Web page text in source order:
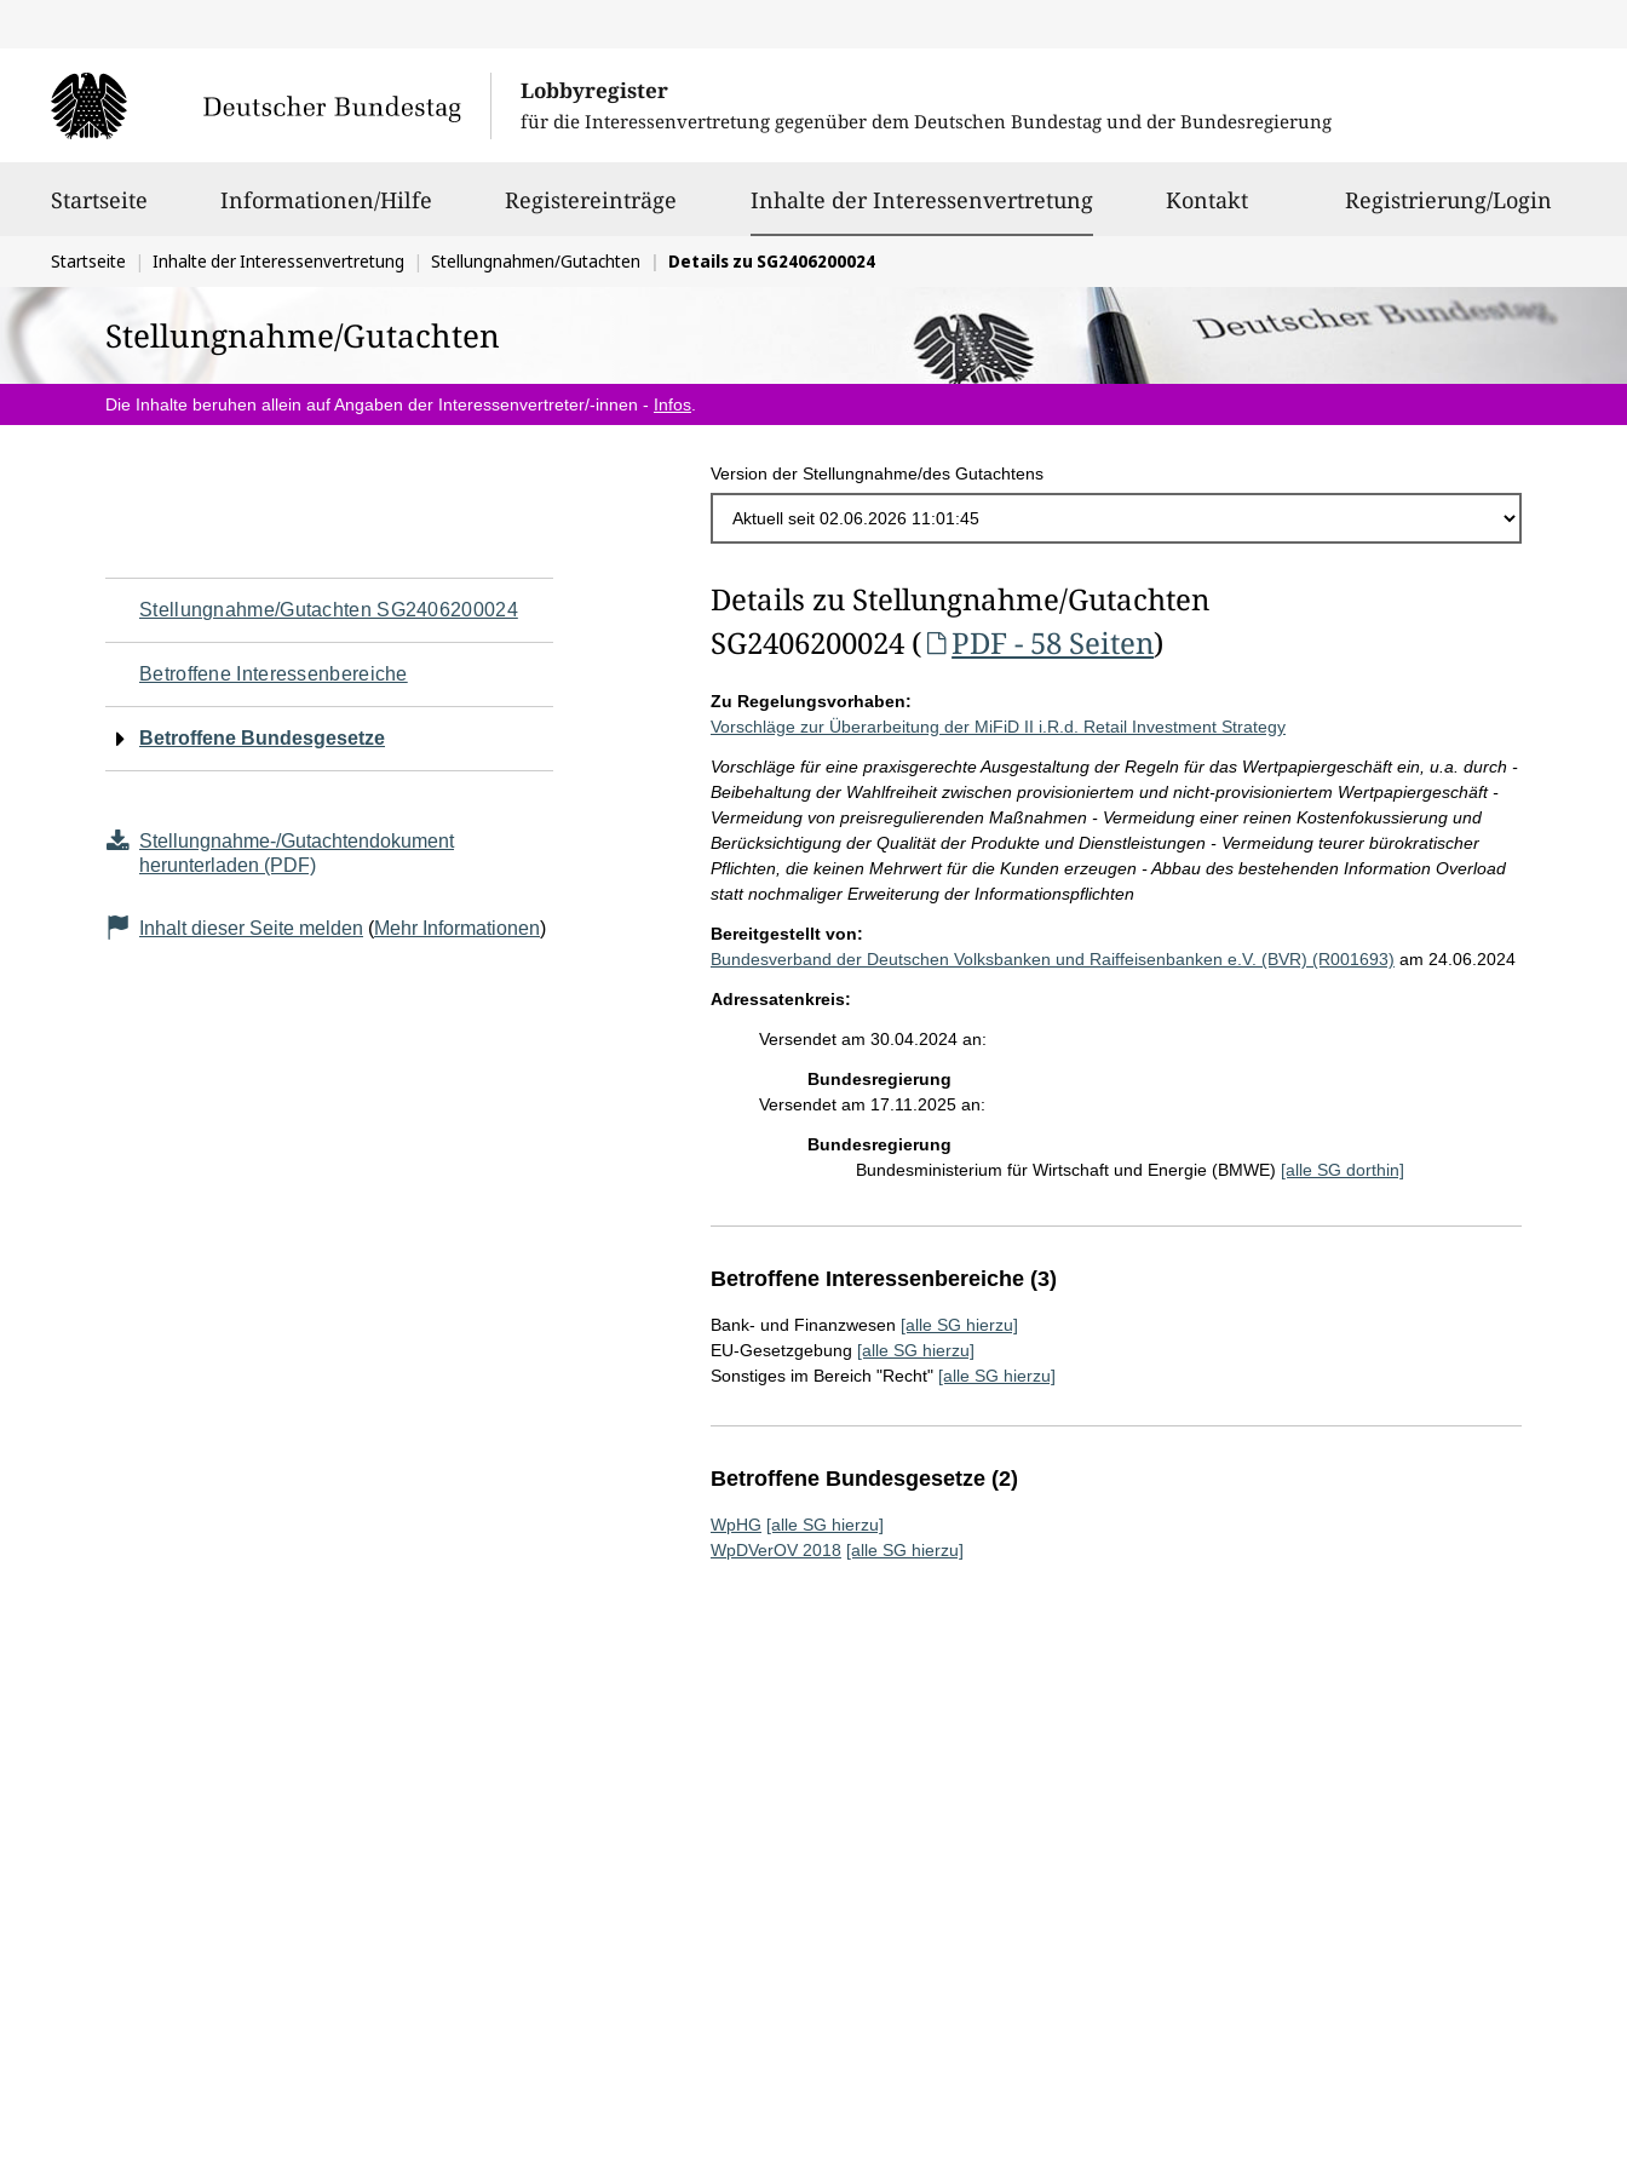
Lobbyregister
für die Interessenvertretung gegenüber dem Deutschen Bundestag und der Bundesregierung
Startseite Informationen/Hilfe Registereinträge Inhalte der Interessenvertretungausgewählt
Kontakt Registrierung/Login
Sie
befinden
sich
hier:
Startseite Inhalte der Interessenvertretung Stellungnahmen/Gutachten Details zu SG2406200024
Stellungnahme/Gutachten
Die Inhalte beruhen allein auf Angaben der Interessenvertreter/-innen - Infos
Version der Stellungnahme/des Gutachtens
Navigation
für
den
Seiteninhalt
Stellungnahme/Gutachten SG2406200024
Betroffene Interessenbereiche
Betroffene Bundesgesetze
Stellungnahme-/Gutachtendokument
herunterladen (PDF)
Inhalt dieser Seite melden (Mehr Informationen)
Details zu Stellungnahme/Gutachten
SG2406200024 (
PDF - 58 Seiten)
Zu Regelungsvorhaben:
Vorschläge zur Überarbeitung der MiFiD II i.R.d. Retail Investment Strategy
Vorschläge für eine praxisgerechte Ausgestaltung der Regeln für das Wertpapiergeschäft ein, u.a. durch -
Beibehaltung der Wahlfreiheit zwischen provisioniertem und nicht-provisioniertem Wertpapiergeschäft -
Vermeidung von preisregulierenden Maßnahmen - Vermeidung einer reinen Kostenfokussierung und
Berücksichtigung der Qualität der Produkte und Dienstleistungen - Vermeidung teurer bürokratischer
Pflichten, die keinen Mehrwert für die Kunden erzeugen - Abbau des bestehenden Information Overload
statt nochmaliger Erweiterung der Informationspflichten
Bereitgestellt von:
Bundesverband der Deutschen Volksbanken und Raiffeisenbanken e.V. (BVR) (R001693) am 24.06.2024
Adressatenkreis:
Versendet am 30.04.2024 an:
Bundesregierung
Versendet am 17.11.2025 an:
Bundesregierung
Bundesministerium für Wirtschaft und Energie (BMWE) [alle SG dorthin]
Betroffene Interessenbereiche (3)
Bank- und Finanzwesen [alle SG hierzu]
EU-Gesetzgebung [alle SG hierzu]
Sonstiges im Bereich "Recht" [alle SG hierzu]
Betroffene Bundesgesetze (2)
WpHG [alle SG hierzu]
WpDVerOV 2018 [alle SG hierzu]